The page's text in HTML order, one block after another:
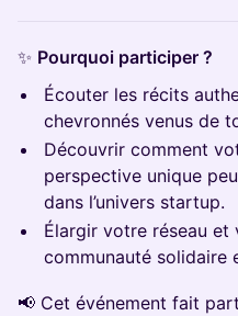
✨ Pourquoi participer ?
Écouter les récits
chevronnés venus de
Découvrir comment
perspective unique
dans l’univers startup.
Élargir votre réseau et
communauté solidaire
📢 Cet événement fait